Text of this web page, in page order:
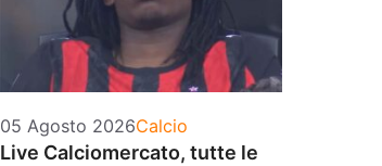
05 Agosto 2026Categorie
Calcio
Live Calciomercato, tutte le